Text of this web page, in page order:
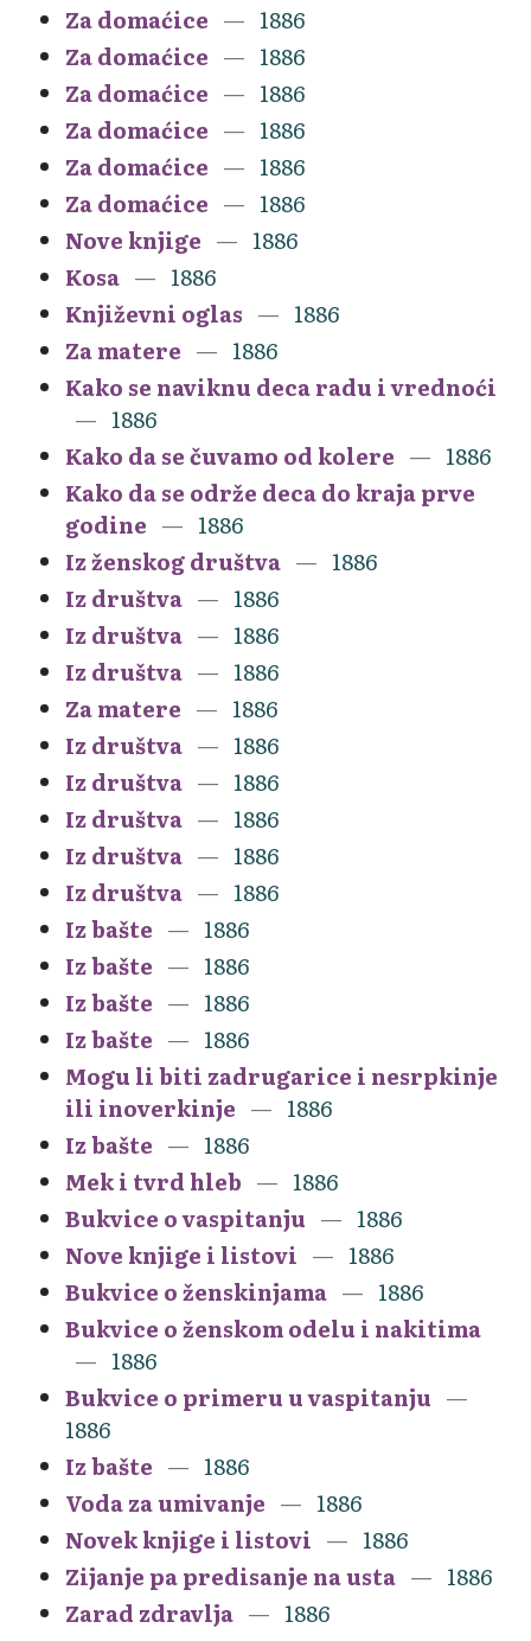
Za domaćice
1886
Za domaćice
1886
Za domaćice
1886
Za domaćice
1886
Za domaćice
1886
Za domaćice
1886
Nove knjige
1886
Kosa
1886
Književni oglas
1886
Za matere
1886
Kako se naviknu deca radu i vrednoći
1886
Kako da se čuvamo od kolere
1886
Kako da se održe deca do kraja prve
godine
1886
Iz ženskog društva
1886
Iz društva
1886
Iz društva
1886
Iz društva
1886
Za matere
1886
Iz društva
1886
Iz društva
1886
Iz društva
1886
Iz društva
1886
Iz društva
1886
Iz bašte
1886
Iz bašte
1886
Iz bašte
1886
Iz bašte
1886
Mogu li biti zadrugarice i nesrpkinje
ili inoverkinje
1886
Iz bašte
1886
Mek i tvrd hleb
1886
Bukvice o vaspitanju
1886
Nove knjige i listovi
1886
Bukvice o ženskinjama
1886
Bukvice o ženskom odelu i nakitima
1886
Bukvice o primeru u vaspitanju
1886
Iz bašte
1886
Voda za umivanje
1886
Novek knjige i listovi
1886
Zijanje pa predisanje na usta
1886
Zarad zdravlja
1886